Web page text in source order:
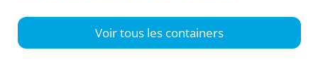
Voir tous les containers